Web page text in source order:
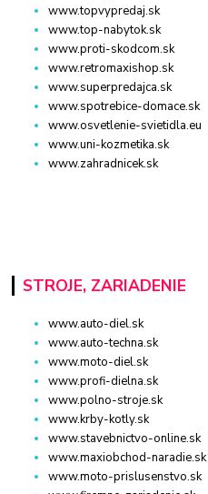
www.topvypredaj.sk
www.top-nabytok.sk
www.proti-skodcom.sk
www.retromaxishop.sk
www.superpredajca.sk
www.spotrebice-domace.sk
www.osvetlenie-svietidla.eu
www.uni-kozmetika.sk
www.zahradnicek.sk
STROJE, ZARIADENIE
www.auto-diel.sk
www.auto-techna.sk
www.moto-diel.sk
www.profi-dielna.sk
www.polno-stroje.sk
www.krby-kotly.sk
www.stavebnictvo-online.sk
www.maxiobchod-naradie.sk
www.moto-prislusenstvo.sk